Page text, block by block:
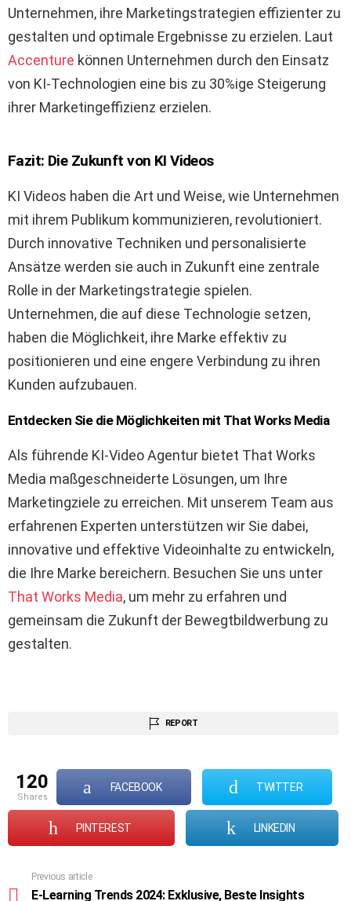
Unternehmen, ihre Marketingstrategien effizienter zu
gestalten und optimale Ergebnisse zu erzielen. Laut
Accenture können Unternehmen durch den Einsatz
von KI-Technologien eine bis zu 30%ige Steigerung
ihrer Marketingeffizienz erzielen.
Fazit: Die Zukunft von KI Videos
KI Videos haben die Art und Weise, wie Unternehmen
mit ihrem Publikum kommunizieren, revolutioniert.
Durch innovative Techniken und personalisierte
Ansätze werden sie auch in Zukunft eine zentrale
Rolle in der Marketingstrategie spielen.
Unternehmen, die auf diese Technologie setzen,
haben die Möglichkeit, ihre Marke effektiv zu
positionieren und eine engere Verbindung zu ihren
Kunden aufzubauen.
Entdecken Sie die Möglichkeiten mit That Works Media
Als führende KI-Video Agentur bietet That Works
Media maßgeschneiderte Lösungen, um Ihre
Marketingziele zu erreichen. Mit unserem Team aus
erfahrenen Experten unterstützen wir Sie dabei,
innovative und effektive Videoinhalte zu entwickeln,
die Ihre Marke bereichern. Besuchen Sie uns unter
That Works Media, um mehr zu erfahren und
gemeinsam die Zukunft der Bewegtbildwerbung zu
gestalten.
REPORT
120
shares
FACEBOOK TWITTER
PINTEREST LINKEDIN
more
Previous article
E-Learning Trends 2024: Exklusive, Beste Insights